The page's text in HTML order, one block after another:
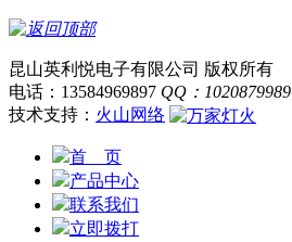
昆山英利悦电子有限公司 版权所有
电话：13584969897 QQ：1020879989
技术支持： 火山网络
首 页
产品中心
联系我们
立即拨打